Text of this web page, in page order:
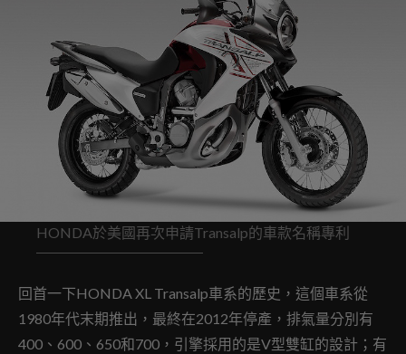
HONDA於美國再次申請Transalp的車款名稱專利
回首一下HONDA XL Transalp車系的歷史，這個車系從
1980年代末期推出，最終在2012年停產，排氣量分別有
400、600、650和700，引擎採用的是V型雙缸的設計；有